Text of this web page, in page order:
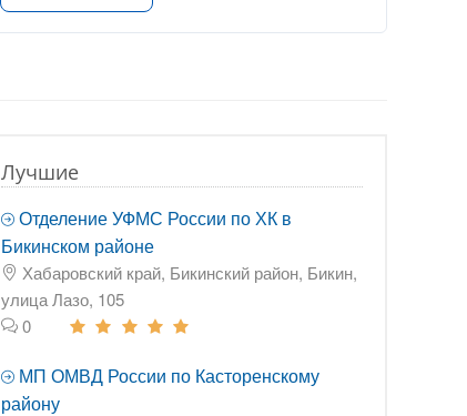
Лучшие
Отделение УФМС России по ХК в
Бикинском районе
Хабаровский край, Бикинский район, Бикин,
улица Лазо, 105
0
МП ОМВД России по Касторенскому
району